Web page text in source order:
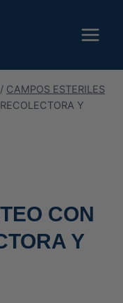
/ CAMPOS ESTERILES
Y
CON
Y